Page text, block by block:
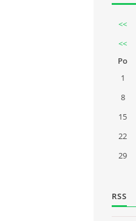
<<
<<
Po
1
8
15
22
29
RSS